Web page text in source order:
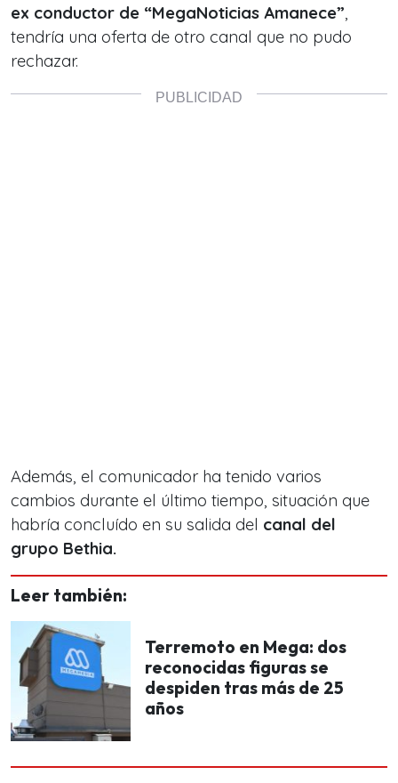
ex conductor de “MegaNoticias Amanece”,
tendría una oferta de otro canal que no pudo
rechazar.
Además, el comunicador ha tenido varios
cambios durante el último tiempo, situación que
habría concluído en su salida del canal del
grupo Bethia.
Leer también:
Terremoto en Mega: dos
reconocidas figuras se
despiden tras más de 25
años